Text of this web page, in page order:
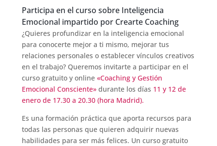
Participa en el curso sobre Inteligencia
Emocional impartido por Crearte Coaching
¿Quieres profundizar en la inteligencia emocional
para conocerte mejor a ti mismo, mejorar tus
relaciones personales o establecer vínculos creativos
en el trabajo? Queremos invitarte a participar en el
curso gratuito y online«Coaching y Gestión
Emocional Consciente»durante los días 11 y 12 de
enero de 17.30 a 20.30 (hora Madrid).
Es una formación práctica que aporta recursos para
todas las personas que quieren adquirir nuevas
habilidades para ser más felices. Un curso gratuito